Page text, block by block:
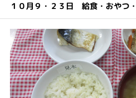
１０月９・２３日 給食・おやつ